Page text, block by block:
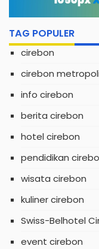
TAG POPULER
cirebon
cirebon
info cirebon
berita cirebon
hotel cirebon
pendidikan
wisata cirebon
kuliner cirebon
Swiss-Belhotel
event cirebon